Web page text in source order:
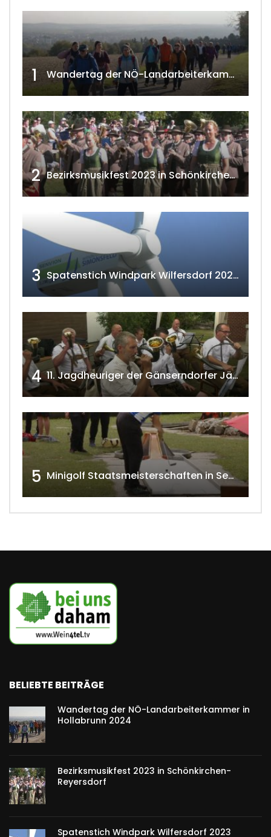
1 Wandertag der NÖ-Landarbeiterkammer in Hollabrunn 2024
2 Bezirksmusikfest 2023 in Schönkirchen-Reyersdorf
3 Spatenstich Windpark Wilfersdorf 2023 w4tv177
4 11. Jagdheuriger der Gänserndorfer Jäger 2020 w4tv166
5 Minigolf Staatsmeisterschaften in Seefeld-Kadolz w4tv174
BELIEBTE BEITRÄGE
Wandertag der NÖ-Landarbeiterkammer in
Hollabrunn 2024
Bezirksmusikfest 2023 in Schönkirchen-
Reyersdorf
Spatenstich Windpark Wilfersdorf 2023